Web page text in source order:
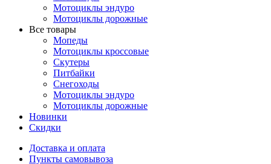
Мотоциклы эндуро
Мотоциклы дорожные
Все товары
Мопеды
Мотоциклы кроссовые
Скутеры
Питбайки
Снегоходы
Мотоциклы эндуро
Мотоциклы дорожные
Новинки
Скидки
Доставка и оплата
Пункты самовывоза